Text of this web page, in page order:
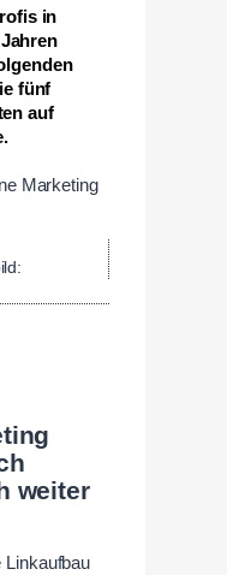
in
fünf
auf
weiter
Linkaufbau